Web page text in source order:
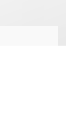
Geschichte
Satz